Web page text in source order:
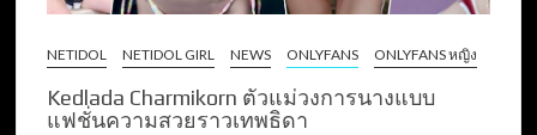
NETIDOL NETIDOL GIRL NEWS ONLYFANS ONLYFANS หญิง
Kedlada Charmikorn ตัวแม่วงการนางแบบ
แฟชั่นความสวยราวเทพธิดา